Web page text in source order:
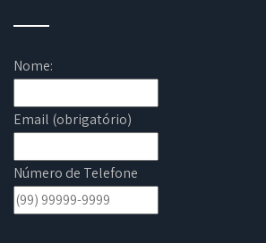
Nome:
Email (obrigatório)
Número de Telefone